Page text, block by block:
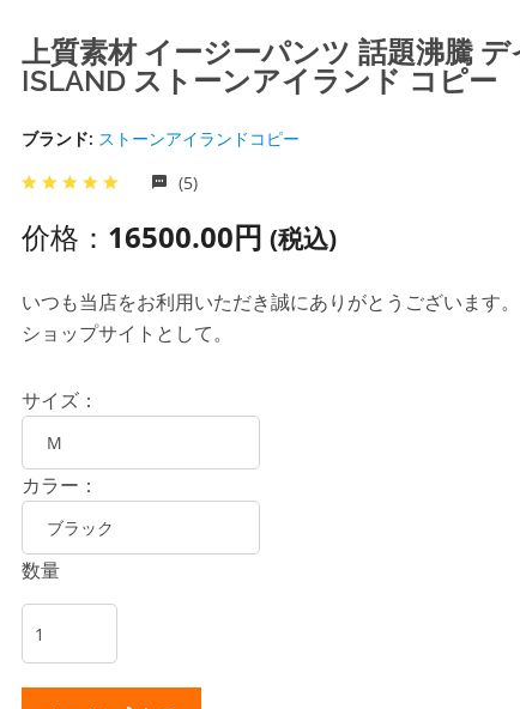
上質素材 イージーパンツ 話題沸騰 デ
ISLAND ストーンアイランド コピー
ブランド: ストーンアイランドコピー
(5)
价格： 16500.00円 (税込)
いつも当店をお利用いただき誠にありがとうございます
ショップサイトとして。
サイズ：
カラー：
数量